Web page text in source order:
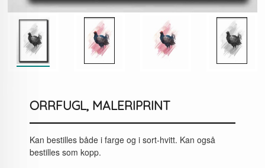
ORRFUGL, MALERIPRINT
Kan bestilles både i farge og i sort-hvitt. Kan også
bestilles som kopp.